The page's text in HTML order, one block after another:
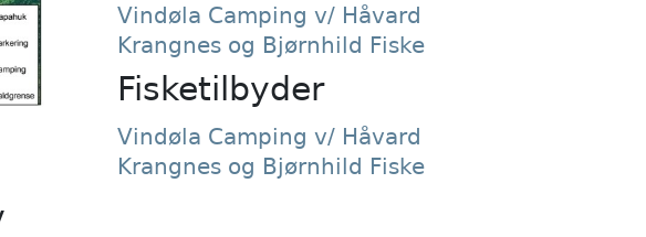
Vindøla Camping v/ Håvard
Krangnes og Bjørnhild Fiske
Fisketilbyder
Vindøla Camping v/ Håvard
Krangnes og Bjørnhild Fiske